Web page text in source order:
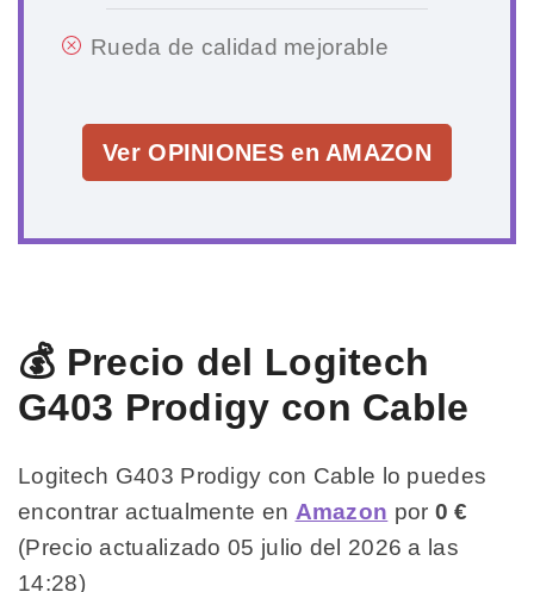
Rueda de calidad mejorable
Ver OPINIONES en AMAZON
💰 Precio del Logitech
G403 Prodigy con Cable
Logitech G403 Prodigy con Cable lo puedes
encontrar actualmente en Amazon por 0 €
(Precio actualizado 05 julio del 2026 a las
14:28)